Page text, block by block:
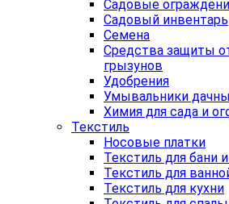
Садовые
Садовый инвентарь
Семена
Средства защиты
грызунов
Удобрения
Умывальники
Химия для сада и
Текстиль
Носовые платки
Текстиль для бани
Текстиль для
Текстиль для кухни